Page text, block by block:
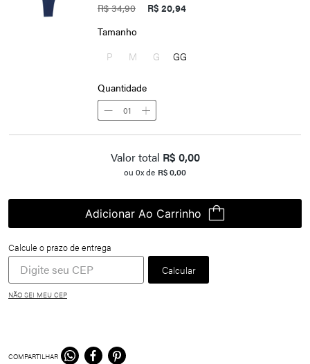
R$ 34,90
R$ 20,94
Tamanho
P
M G GG
Quantidade
01
Valor total R$ 0,00
ou 0x de R$0,00
Adicionar Ao Carrinho
NÃO SEI MEU CEP
COMPARTILHAR